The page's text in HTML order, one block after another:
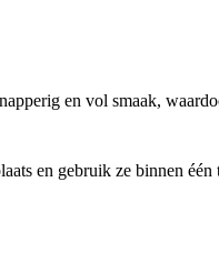
en vol smaak,
en gebruik ze binnen